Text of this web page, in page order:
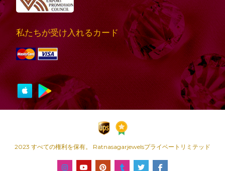
私たちが受け入れるカード
2023 すべての権利を保有。 Ratnasagarjewelsプライベートリミテッド